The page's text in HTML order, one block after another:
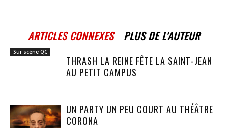
ARTICLES CONNEXES PLUS DE L'AUTEUR
Sur scène QC
THRASH LA REINE FÊTE LA SAINT-JEAN
AU PETIT CAMPUS
UN PARTY UN PEU COURT AU THÉÂTRE
CORONA